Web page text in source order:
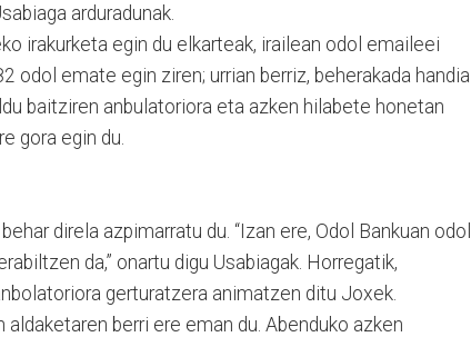
arduradunak.
irakurketa egin du elkarteak, irailean odol emaileei
emate egin ziren; urrian berriz, beherakada handia
baitziren anbulatoriora eta azken hilabete honetan
gora egin du.
direla azpimarratu du. “Izan ere, Odol Bankuan odol
da,” onartu digu Usabiagak. Horregatik,
gerturatzera animatzen ditu Joxek.
aldaketaren berri ere eman du. Abenduko azken